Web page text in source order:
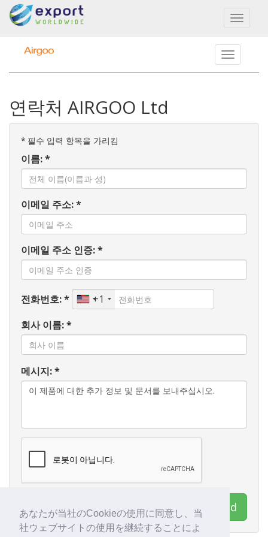
あなたが当社のCookieの使用に同意し、当
社ウェブサイトの使用を継続することによ
Toggle
연락처 AIRGOO Ltd
* 필수 입력 항목을 가리킴
이름: *
이메일 주소: *
이메일 주소 인증: *
전화번호: *
+1
회사 이름: *
메시지: *
연락처 AIRGOO Ltd